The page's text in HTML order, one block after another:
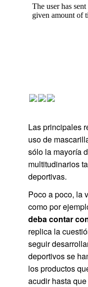
Las principales
uso de
sólo la mayoría
multitudinarios
deportivas.
Poco a poco, la
como por
deba contar
replica la
seguir
deportivos se
los productos
acudir hasta